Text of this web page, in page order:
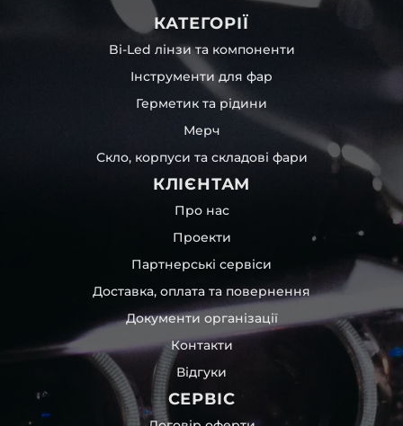
КАТЕГОРІЇ
Bi-Led лінзи та компоненти
Інструменти для фар
Герметик та рідини
Мерч
Скло, корпуси та складові фари
КЛІЄНТАМ
Про нас
Проекти
Партнерські сервіси
Доставка, оплата та повернення
Документи організації
Контакти
Відгуки
СЕРВІС